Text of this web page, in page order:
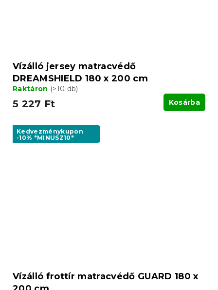
Vízálló jersey matracvédő
DREAMSHIELD 180 x 200 cm
Raktáron (>10 db)
5 227 Ft Kosárba
Kedvezménykupon
-10% "MINUSZ10"
Vízálló frottír matracvédő GUARD 180 x